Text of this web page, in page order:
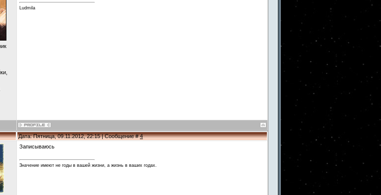
Ludmila
Дата: Пятница, 09.11.2012, 22:15 | Сообщение #4
Записываюсь
Значение имеют не годы в вашей жизни, а жизнь в ваших годах.